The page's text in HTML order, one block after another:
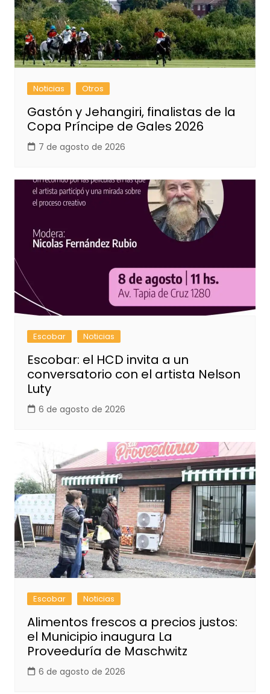
Noticias Otros
Gastón y Jehangiri, finalistas de la
Copa Príncipe de Gales 2026
7 de agosto de 2026
Escobar Noticias
Escobar: el HCD invita a un
conversatorio con el artista Nelson
Luty
6 de agosto de 2026
Escobar Noticias
Alimentos frescos a precios justos:
el Municipio inaugura La
Proveeduría de Maschwitz
6 de agosto de 2026